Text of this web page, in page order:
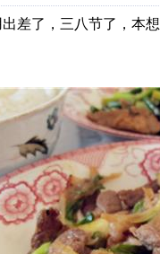
差了，三八节了，本